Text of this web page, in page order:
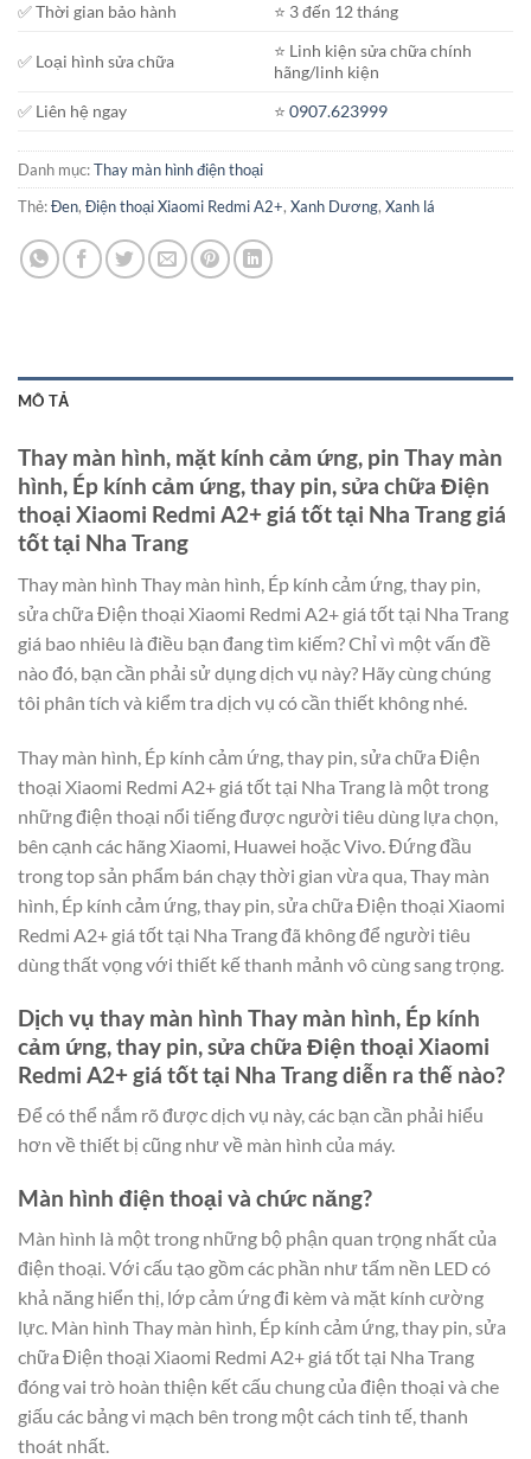
✅ Thời gian bảo hành
⭐️ 3 đến 12 tháng
✅ Loại hình sửa chữa
⭐️ Linh kiện sửa chữa chính
hãng/linh kiện
✅ Liên hệ ngay
⭐️0907.623999
Danh mục:Thay màn hình điện thoại
Thẻ:Đen, Điện thoại Xiaomi Redmi A2+, Xanh Dương, Xanh lá
MÔ TẢ
Thay màn hình, mặt kính cảm ứng, pin Thay màn
hình, Ép kính cảm ứng, thay pin, sửa chữa Điện
thoại Xiaomi Redmi A2+ giá tốt tại Nha Trang giá
tốt tại Nha Trang
Thay màn hình Thay màn hình, Ép kính cảm ứng, thay pin,
sửa chữa Điện thoại Xiaomi Redmi A2+ giá tốt tại Nha Trang
giá bao nhiêu là điều bạn đang tìm kiếm? Chỉ vì một vấn đề
nào đó, bạn cần phải sử dụng dịch vụ này? Hãy cùng chúng
tôi phân tích và kiểm tra dịch vụ có cần thiết không nhé.
Thay màn hình, Ép kính cảm ứng, thay pin, sửa chữa Điện
thoại Xiaomi Redmi A2+ giá tốt tại Nha Trang là một trong
những điện thoại nổi tiếng được người tiêu dùng lựa chọn,
bên cạnh các hãng Xiaomi, Huawei hoặc Vivo. Đứng đầu
trong top sản phẩm bán chạy thời gian vừa qua, Thay màn
hình, Ép kính cảm ứng, thay pin, sửa chữa Điện thoại Xiaomi
Redmi A2+ giá tốt tại Nha Trang đã không để người tiêu
dùng thất vọng với thiết kế thanh mảnh vô cùng sang trọng.
Dịch vụ thay màn hình Thay màn hình, Ép kính
cảm ứng, thay pin, sửa chữa Điện thoại Xiaomi
Redmi A2+ giá tốt tại Nha Trang diễn ra thế nào?
Để có thể nắm rõ được dịch vụ này, các bạn cần phải hiểu
hơn về thiết bị cũng như về màn hình của máy.
Màn hình điện thoại và chức năng?
Màn hình là một trong những bộ phận quan trọng nhất của
điện thoại. Với cấu tạo gồm các phần như tấm nền LED có
khả năng hiển thị, lớp cảm ứng đi kèm và mặt kính cường
lực. Màn hình Thay màn hình, Ép kính cảm ứng, thay pin, sửa
chữa Điện thoại Xiaomi Redmi A2+ giá tốt tại Nha Trang
đóng vai trò hoàn thiện kết cấu chung của điện thoại và che
giấu các bảng vi mạch bên trong một cách tinh tế, thanh
thoát nhất.